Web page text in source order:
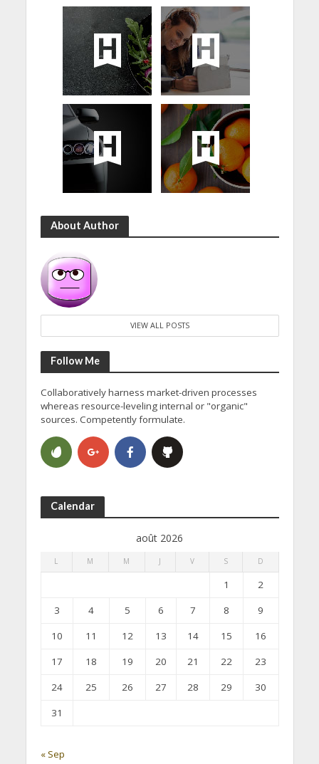
About Author
VIEW ALL POSTS
Follow Me
Collaboratively harness market-driven processes
whereas resource-leveling internal or "organic"
sources. Competently formulate.
Calendar
août 2026
L M M J V S D
1
2
3
4 5 6 7 8
9
10
11 12 13 14 15
16
17
18 19 20 21 22
23
24
25 26 27 28 29
30
31
« Sep